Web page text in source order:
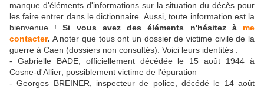
manque d'éléments d'informations sur la situation du décès pour
les faire entrer dans le dictionnaire. Aussi, toute information est la
bienvenue !Si vous avez des éléments n'hésitez à me
contacter. A noter que tous ont un dossier de victime civile de la
guerre à Caen (dossiers non consultés). Voici leurs identités :
- Gabrielle BADE, officiellement décédée le 15 août 1944 à
Cosne-d'Allier; possiblement victime de l'épuration
- Georges BREINER, inspecteur de police, décédé le 14 août